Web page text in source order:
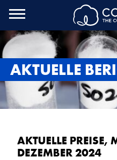
Menu
Toggle
AKTUELLE
AKTUELLE
DEZEMBER 2024